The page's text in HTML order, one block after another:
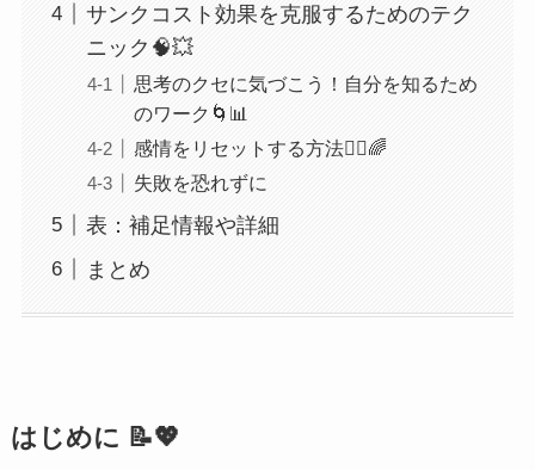
サンクコスト効果を克服するためのテク
ニック🧠💥
思考のクセに気づこう！自分を知るため
のワーク🌀📊
感情をリセットする方法🧘‍♀️🌈
失敗を恐れずに
表：補足情報や詳細
まとめ
はじめに 📝💖